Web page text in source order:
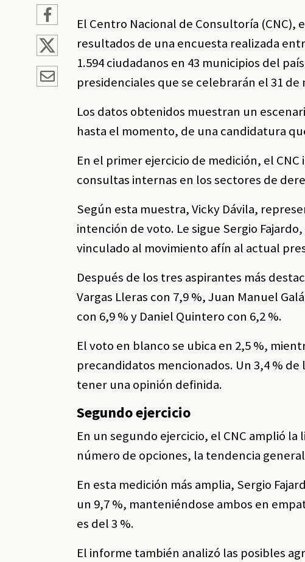
El Centro Nacional de Consultoría (CNC),
resultados de una encuesta realizada
1.594 ciudadanos en 43 municipios del
presidenciales que se celebrarán el 31 de
Los datos obtenidos muestran un
hasta el momento, de una candidatura
En el primer ejercicio de medición, el
consultas internas en los sectores de
Según esta muestra, Vicky Dávila,
intención de voto. Le sigue Sergio
vinculado al movimiento afín al actual
Después de los tres aspirantes más
Vargas Lleras con 7,9 %, Juan Manuel
con 6,9 % y Daniel Quintero con 6,2 %.
El voto en blanco se ubica en 2,5 %,
precandidatos mencionados. Un 3,4 %
tener una opinión definida.
Segundo ejercicio
En un segundo ejercicio, el CNC amplió
número de opciones, la tendencia
En esta medición más amplia, Sergio
un 9,7 %, manteniéndose ambos en
es del 3 %.
El informe también analizó las posibles